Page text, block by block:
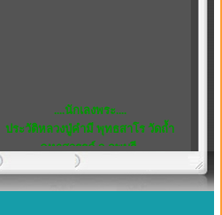
ประวัติหลวงปู่คำมี พุทธสาโร วัดถ้ำ
คูหาสวรรค์ จ.ลพบุรี
พิเศษ...5
เชิญชวน สมาชิกทุกท่าน แสดงความ
คิดเห็น ได้ที่ เว็บบอร์ด ครับ